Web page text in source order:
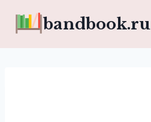
bandbook.ru